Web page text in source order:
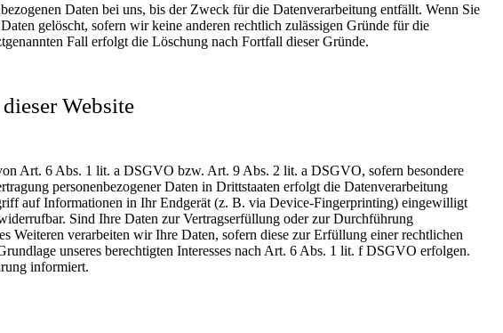
Daten bei uns, bis der Zweck für die Datenverarbeitung entfällt. Wenn Sie
gelöscht, sofern wir keine anderen rechtlich zulässigen Gründe für die
Fall erfolgt die Löschung nach Fortfall dieser Gründe.
Website
Art. 6 Abs. 1 lit. a DSGVO bzw. Art. 9 Abs. 2 lit. a DSGVO, sofern besondere
personenbezogener Daten in Drittstaaten erfolgt die Datenverarbeitung
auf Informationen in Ihr Endgerät (z. B. via Device-Fingerprinting) eingewilligt
Sind Ihre Daten zur Vertragserfüllung oder zur Durchführung
verarbeiten wir Ihre Daten, sofern diese zur Erfüllung einer rechtlichen
unseres berechtigten Interesses nach Art. 6 Abs. 1 lit. f DSGVO erfolgen.
informiert.